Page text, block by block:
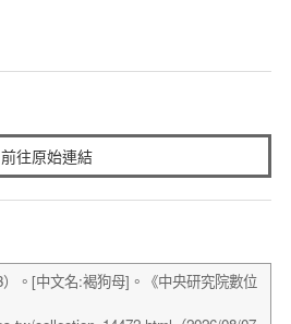
前往原始連結